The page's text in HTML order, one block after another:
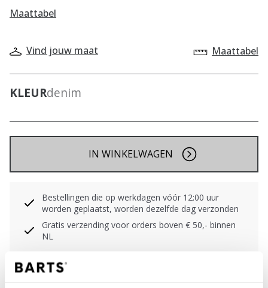
Maattabel
Vind jouw maat Maattabel
KLEURdenim
IN WINKELWAGEN
Bestellingen die op werkdagen vóór 12:00 uur
worden geplaatst, worden dezelfde dag verzonden
Gratis verzending voor orders boven € 50,- binnen
NL